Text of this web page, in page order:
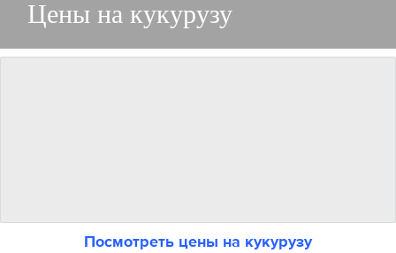
Цены на кукурузу
Посмотреть цены на кукурузу